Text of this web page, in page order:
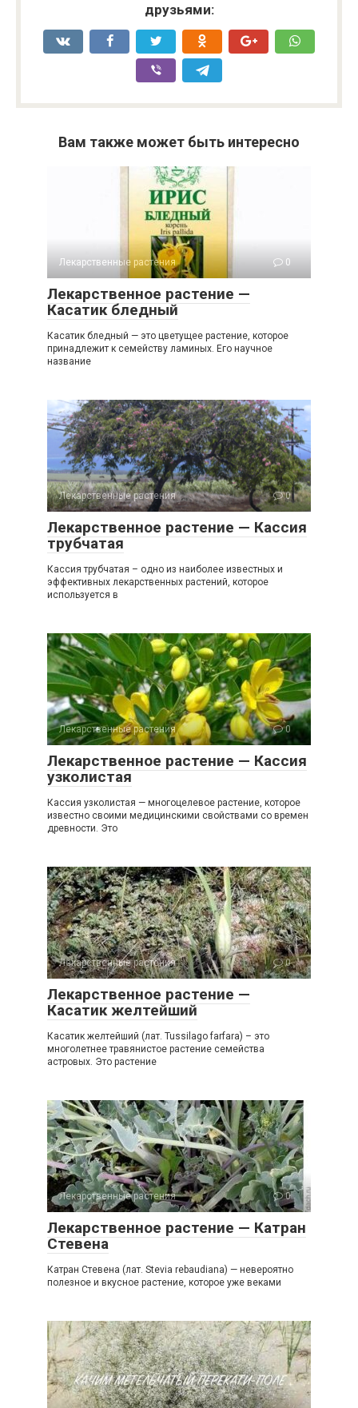
друзьями:
Вам также может быть интересно
Лекарственные растения 0
Лекарственное растение —
Касатик бледный
Касатик бледный — это цветущее растение, которое
принадлежит к семейству ламиных. Его научное
название
Лекарственные растения 0
Лекарственное растение — Кассия
трубчатая
Кассия трубчатая – одно из наиболее известных и
эффективных лекарственных растений, которое
используется в
Лекарственные растения 0
Лекарственное растение — Кассия
узколистая
Кассия узколистая — многоцелевое растение, которое
известно своими медицинскими свойствами со времен
древности. Это
Лекарственные растения 0
Лекарственное растение —
Касатик желтейший
Касатик желтейший (лат. Tussilago farfara) – это
многолетнее травянистое растение семейства
астровых. Это растение
Лекарственные растения 0
Лекарственное растение — Катран
Стевена
Катран Стевена (лат. Stevia rebaudiana) — невероятно
полезное и вкусное растение, которое уже веками